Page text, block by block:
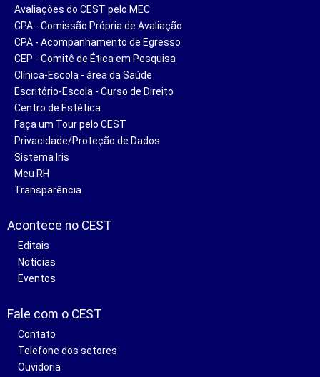
Avaliações do CEST pelo MEC
CPA - Comissão Própria de Avaliação
CPA - Acompanhamento de Egresso
CEP - Comitê de Ética em Pesquisa
Clínica-Escola - área da Saúde
Escritório-Escola - Curso de Direito
Centro de Estética
Faça um Tour pelo CEST
Privacidade/Proteção de Dados
Sistema Iris
Meu RH
Transparência
Acontece no CEST
Editais
Notícias
Eventos
Fale com o CEST
Contato
Telefone dos setores
Ouvidoria